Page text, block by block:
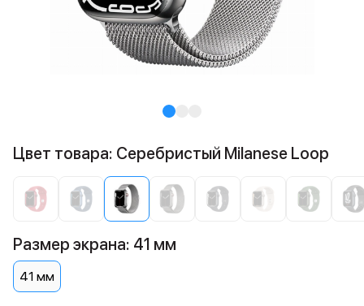
Цвет товара: Серебристый Milanese Loop
Размер экрана: 41 мм
41 мм